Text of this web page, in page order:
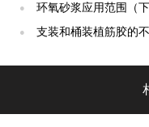
● 环氧砂浆应用范围（下
● 支装和桶装植筋胶的